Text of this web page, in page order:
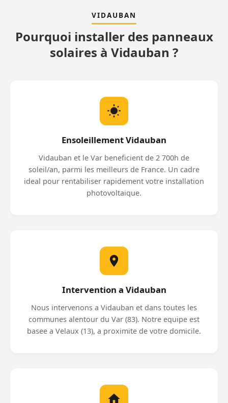
VIDAUBAN
Pourquoi installer des panneaux
solaires à Vidauban ?
Ensoleillement Vidauban
Vidauban et le Var beneficient de 2 700h de
soleil/an, parmi les meilleurs de France. Un cadre
ideal pour rentabiliser rapidement votre installation
photovoltaique.
Intervention a Vidauban
Nous intervenons a Vidauban et dans toutes les
communes alentour du Var (83). Notre equipe est
basee a Velaux (13), a proximite de votre domicile.